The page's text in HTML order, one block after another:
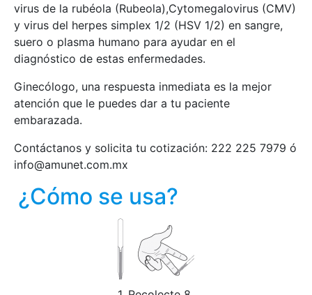
virus de la rubéola (Rubeola),Cytomegalovirus (CMV)
y virus del herpes simplex 1/2 (HSV 1/2) en sangre,
suero o plasma humano para ayudar en el
diagnóstico de estas enfermedades.
Ginecólogo, una respuesta inmediata es la mejor
atención que le puedes dar a tu paciente
embarazada.
Contáctanos y solicita tu cotización: 222 225 7979 ó
info@amunet.com.mx
¿Cómo se usa?